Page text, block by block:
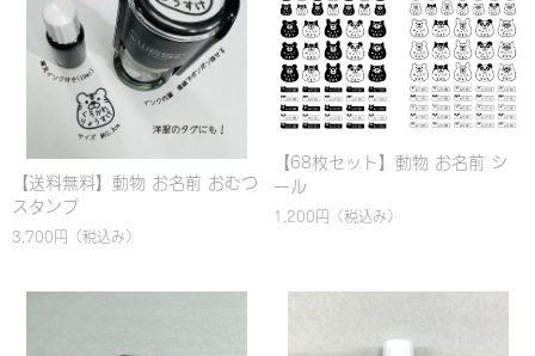
【送料無料】動物 お名前 おむつ
スタンプ
3,700円 （税込み）
【68枚セット】動物 お名前 シ
ール
1,200円 （税込み）